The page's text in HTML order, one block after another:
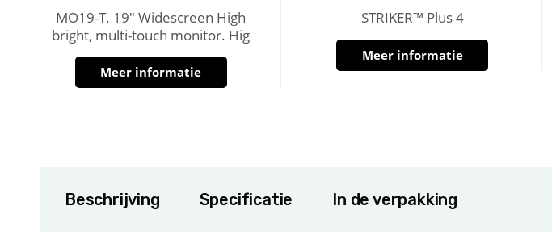
MO19-T. 19″ Widescreen High
bright, multi-touch monitor. Hig
Meer informatie
STRIKER™ Plus 4
Meer informatie
Beschrijving Specificatie In de verpakking